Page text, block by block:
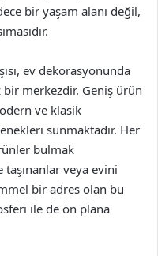
bir yaşam alanı değil,
ev dekorasyonunda
bir merkezdir. Geniş ürün
ve klasik
sunmaktadır. Her
bulmak
veya evini
bir adres olan bu
ile de ön plana